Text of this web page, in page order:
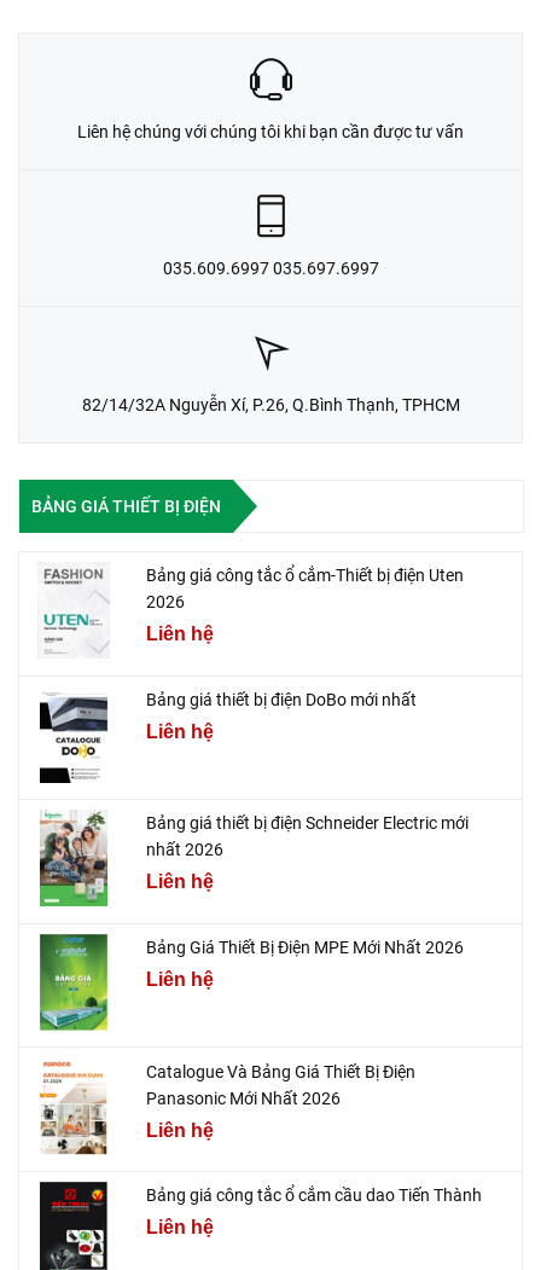
Liên hệ chúng với chúng tôi khi bạn cần được tư vấn
035.609.6997 035.697.6997
82/14/32A Nguyễn Xí, P.26, Q.Bình Thạnh, TPHCM
BẢNG GIÁ THIẾT BỊ ĐIỆN
Bảng giá công tắc ổ cắm-Thiết bị điện Uten
2026
Liên hệ
Bảng giá thiết bị điện DoBo mới nhất
Liên hệ
Bảng giá thiết bị điện Schneider Electric mới
nhất 2026
Liên hệ
Bảng Giá Thiết Bị Điện MPE Mới Nhất 2026
Liên hệ
Catalogue Và Bảng Giá Thiết Bị Điện
Panasonic Mới Nhất 2026
Liên hệ
Bảng giá công tắc ổ cắm cầu dao Tiến Thành
Liên hệ